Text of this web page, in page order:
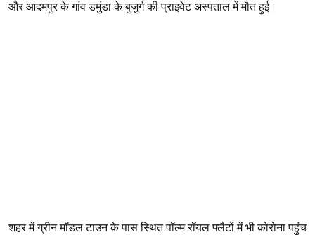
और आदमपुर के गांव डमुंडा के बुजुर्ग की प्राइवेट अस्पताल में मौत हुई।
शहर में ग्रीन मॉडल टाउन के पास स्थित पॉल्म रॉयल फ्लैटों में भी कोरोना पहुंच